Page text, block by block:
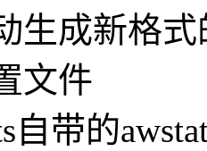
生成新格
文件
自带的